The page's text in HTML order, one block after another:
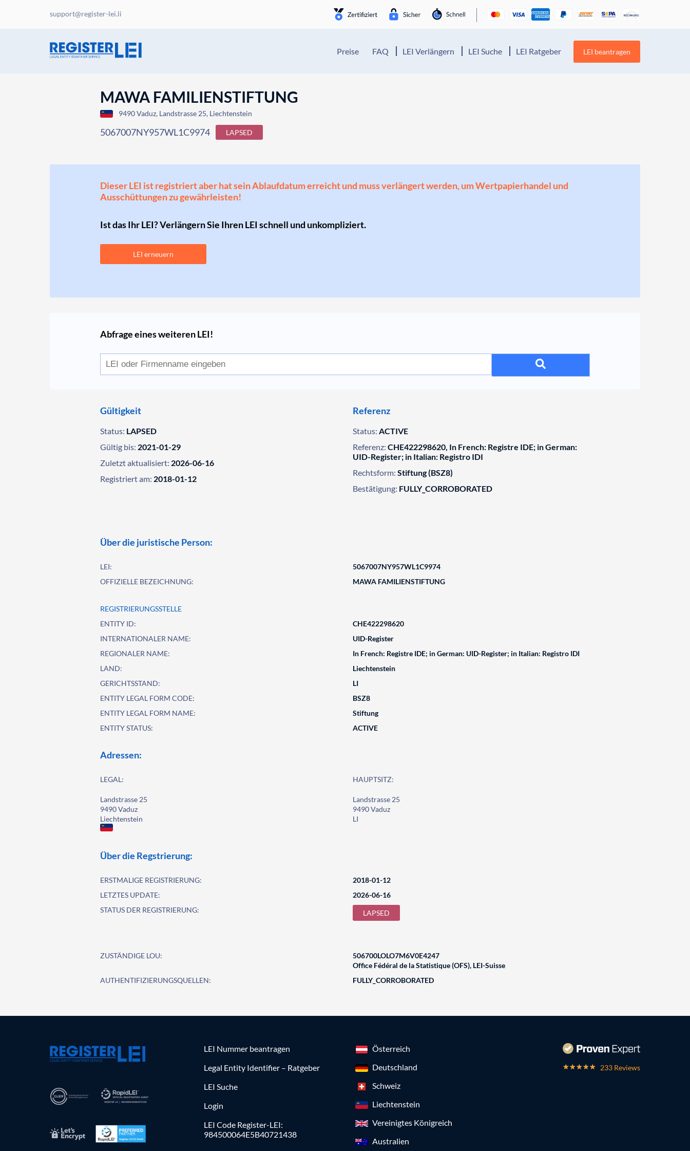
support@register-lei.li
Preise FAQ LEI Verlängern LEI Suche LEI Ratgeber LEI beantragen
MAWA FAMILIENSTIFTUNG
9490 Vaduz, Landstrasse 25, Liechtenstein
5067007NY957WL1C9974 LAPSED
Dieser LEI ist registriert aber hat sein Ablaufdatum erreicht und muss verlängert werden, um Wertpapierhandel und
Ausschüttungen zu gewährleisten!
Ist das Ihr LEI? Verlängern Sie Ihren LEI schnell und unkompliziert.
LEI erneuern
Abfrage eines weiteren LEI!
Gültigkeit
Status: LAPSED
Gültig bis: 2021-01-29
Zuletzt aktualisiert: 2026-06-16
Registriert am: 2018-01-12
Referenz
Status: ACTIVE
Referenz: CHE422298620, In French: Registre IDE; in German:
UID-Register; in Italian: Registro IDI
Rechtsform: Stiftung (BSZ8)
Bestätigung: FULLY_CORROBORATED
Über die juristische Person:
LEI:
5067007NY957WL1C9974
OFFIZIELLE BEZEICHNUNG:
MAWA FAMILIENSTIFTUNG
REGISTRIERUNGSSTELLE
ENTITY ID:
CHE422298620
INTERNATIONALER NAME:
UID-Register
REGIONALER NAME:
In French: Registre IDE; in German: UID-Register; in Italian: Registro IDI
LAND:
Liechtenstein
GERICHTSSTAND:
LI
ENTITY LEGAL FORM CODE:
BSZ8
ENTITY LEGAL FORM NAME:
Stiftung
ENTITY STATUS:
ACTIVE
Adressen:
LEGAL:
Landstrasse 25
9490 Vaduz
Liechtenstein
HAUPTSITZ:
Landstrasse 25
9490 Vaduz
LI
Über die Regstrierung:
ERSTMALIGE REGISTRIERUNG:
2018-01-12
LETZTES UPDATE:
2026-06-16
STATUS DER REGISTRIERUNG:
LAPSED
ZUSTÄNDIGE LOU:
506700LOLO7M6V0E4247
Office Fédéral de la Statistique (OFS), LEI-Suisse
AUTHENTIFIZIERUNGSQUELLEN:
FULLY_CORROBORATED
LEI Nummer beantragen
Legal Entity Identifier – Ratgeber
LEI Suche
Login
LEI Code Register-LEI:
984500064E5B40721438
Österreich
Deutschland
Schweiz
Liechtenstein
Vereinigtes Königreich
Australien
233 Reviews